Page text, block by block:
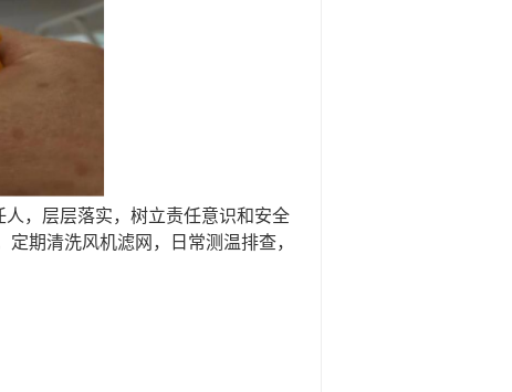
，层层落实，树立责任意识和安全
定期清洗风机滤网，日常测温排查，